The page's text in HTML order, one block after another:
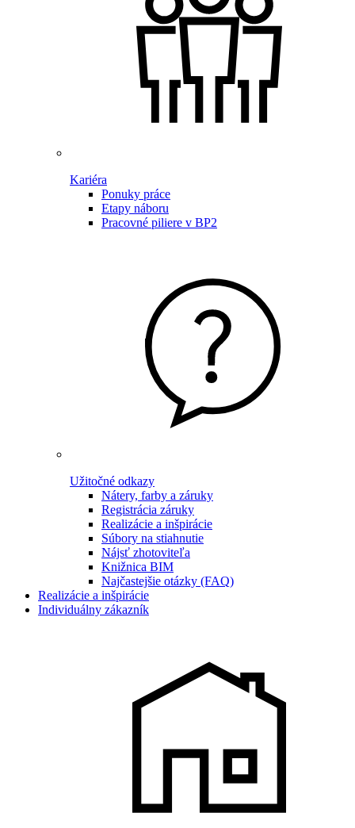
Kariéra
Ponuky práce
Etapy náboru
Pracovné piliere v BP2
Užitočné odkazy
Nátery, farby a záruky
Registrácia záruky
Realizácie a inšpirácie
Súbory na stiahnutie
Nájsť zhotoviteľa
Knižnica BIM
Najčastejšie otázky (FAQ)
Realizácie a inšpirácie
Individuálny zákazník